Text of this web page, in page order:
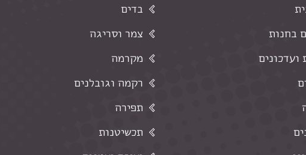
בחנות
ועדכונים
בדים
צמר וסריגה
מקרמה
רקמה וגובלנים
תפירה
תכשיטנות